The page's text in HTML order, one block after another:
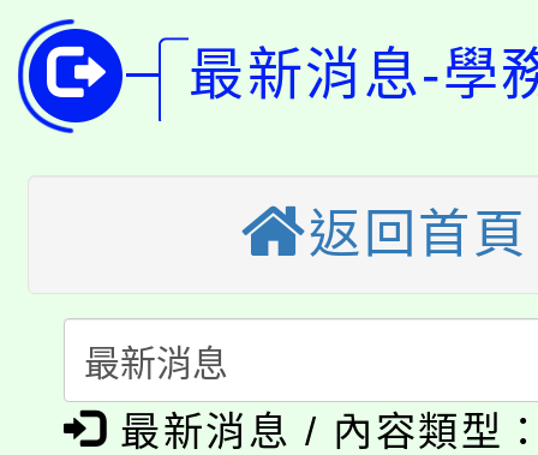
代理(課)教師甄選結果(
公告本校115學年度第
代理(課)教師甄選結果(
轉知中國文化大學推廣
《TA101》溝通分析基
程，歡迎學生輔導中心
心理、諮商輔導、社會
系所師生報名參加。
轉知苗栗縣政府辦理
縣市「校園短影音徵
門員」簡章及活動海報
踴躍報名參加。
桃園市115學年度學生
要點
「桃園市補助參觀特色
展演活動實施計畫」
115年度「教育部表揚
義教育推展貢獻獎」
公告本校115學年度第
最新消息-學
返回首頁
最新消息 / 內容類型